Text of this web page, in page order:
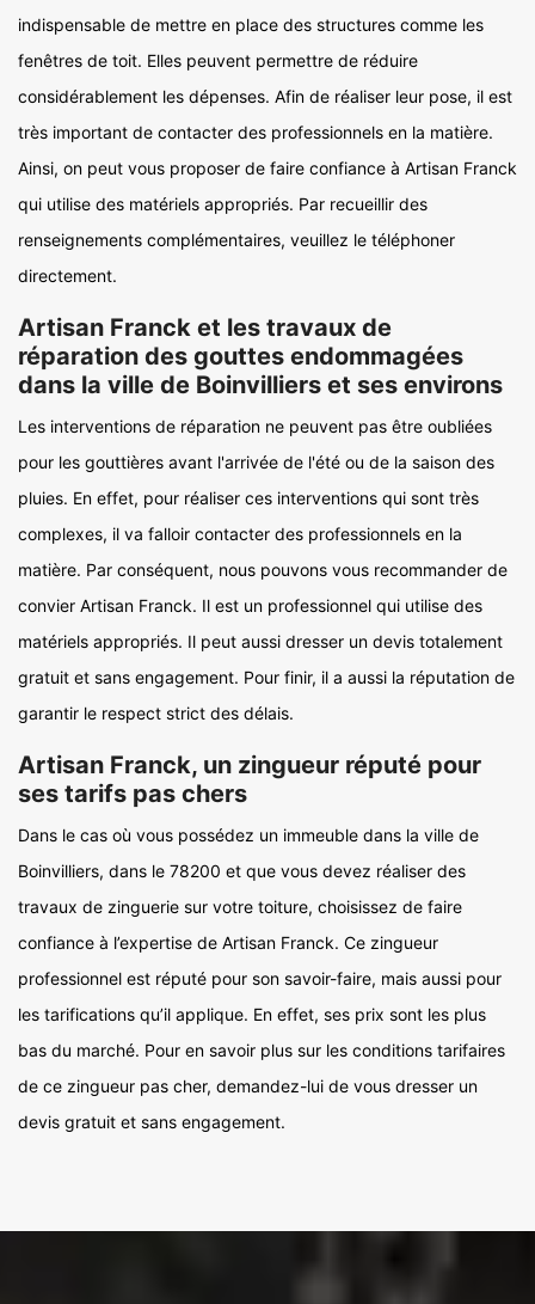
indispensable de mettre en place des structures comme les
fenêtres de toit. Elles peuvent permettre de réduire
considérablement les dépenses. Afin de réaliser leur pose, il est
très important de contacter des professionnels en la matière.
Ainsi, on peut vous proposer de faire confiance à Artisan Franck
qui utilise des matériels appropriés. Par recueillir des
renseignements complémentaires, veuillez le téléphoner
directement.
Artisan Franck et les travaux de
réparation des gouttes endommagées
dans la ville de Boinvilliers et ses environs
Les interventions de réparation ne peuvent pas être oubliées
pour les gouttières avant l'arrivée de l'été ou de la saison des
pluies. En effet, pour réaliser ces interventions qui sont très
complexes, il va falloir contacter des professionnels en la
matière. Par conséquent, nous pouvons vous recommander de
convier Artisan Franck. Il est un professionnel qui utilise des
matériels appropriés. Il peut aussi dresser un devis totalement
gratuit et sans engagement. Pour finir, il a aussi la réputation de
garantir le respect strict des délais.
Artisan Franck, un zingueur réputé pour
ses tarifs pas chers
Dans le cas où vous possédez un immeuble dans la ville de
Boinvilliers, dans le 78200 et que vous devez réaliser des
travaux de zinguerie sur votre toiture, choisissez de faire
confiance à l’expertise de Artisan Franck. Ce zingueur
professionnel est réputé pour son savoir-faire, mais aussi pour
les tarifications qu’il applique. En effet, ses prix sont les plus
bas du marché. Pour en savoir plus sur les conditions tarifaires
de ce zingueur pas cher, demandez-lui de vous dresser un
devis gratuit et sans engagement.